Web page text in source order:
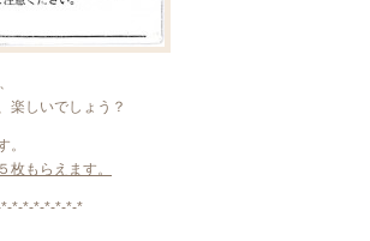
楽しいでしょう？
。
枚もらえます。
*-*-*-*-*-*-*